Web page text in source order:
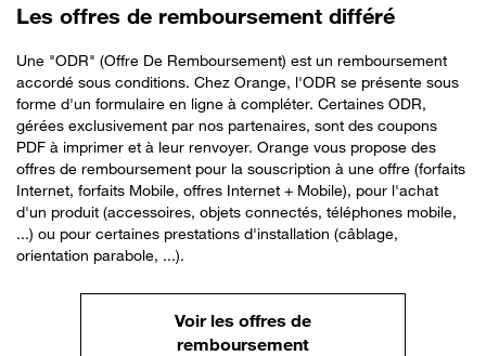
Les offres de remboursement différé
Une "ODR" (Offre De Remboursement) est un remboursement
accordé sous conditions. Chez Orange, l'ODR se présente sous
forme d'un formulaire en ligne à compléter. Certaines ODR,
gérées exclusivement par nos partenaires, sont des coupons
PDF à imprimer et à leur renvoyer. Orange vous propose des
offres de remboursement pour la souscription à une offre (forfaits
Internet, forfaits Mobile, offres Internet + Mobile), pour l'achat
d'un produit (accessoires, objets connectés, téléphones mobile,
...) ou pour certaines prestations d'installation (câblage,
orientation parabole, ...).
Voir les offres de
remboursement